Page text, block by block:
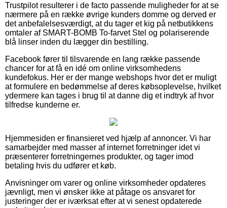
Trustpilot resulterer i de facto passende muligheder for at se
nærmere på en række øvrige kunders domme og derved er
det anbefalelsesværdigt, at du tager et kig på netbutikkens
omtaler af SMART-BOMB To-farvet Stel og polariserende
blå linser inden du lægger din bestilling.
Facebook fører til tilsvarende en lang række passende
chancer for at få en idé om online virksomhedens
kundefokus. Her er der mange webshops hvor det er muligt
at formulere en bedømmelse af deres købsoplevelse, hvilket
ydermere kan tages i brug til at danne dig et indtryk af hvor
tilfredse kunderne er.
Hjemmesiden er finansieret ved hjælp af annoncer. Vi har
samarbejder med masser af internet forretninger idet vi
præsenterer forretningernes produkter, og tager imod
betaling hvis du udfører et køb.
Anvisninger om varer og online virksomheder opdateres
jævnligt, men vi ønsker ikke at påtage os ansvaret for
justeringer der er iværksat efter at vi senest opdaterede